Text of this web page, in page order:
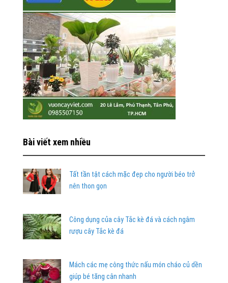
Bài viết xem nhiều
Tất tần tật cách mặc đẹp cho người béo trở
nên thon gọn
Công dụng của cây Tắc kè đá và cách ngâm
rượu cây Tắc kè đá
Mách các mẹ công thức nấu món cháo củ dền
giúp bé tăng cân nhanh